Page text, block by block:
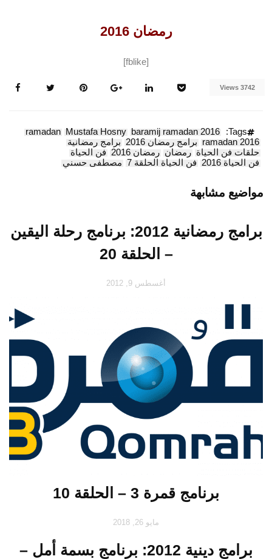
رمضان 2016
[fblike]
3742 Views
Tags:
baramij ramadan 2016
Mustafa Hosny
ramadan
ramadan 2016 برامج رمضان 2016
برامج رمضانية
حلقات فن الحياة رمضان رمضان 2016
فن الحياة
فن الحياة 2016
فن الحياة الحلقة 7 مصطفى حسني
مواضيع مشابهة
برامج رمضانية 2012: برنامج رحلة اليقين
– الحلقة 20
أغسطس 9, 2012
برنامج قمرة 3 – الحلقة 10
مايو 26, 2018
برامج دينية 2012: برنامج بسمة أمل –